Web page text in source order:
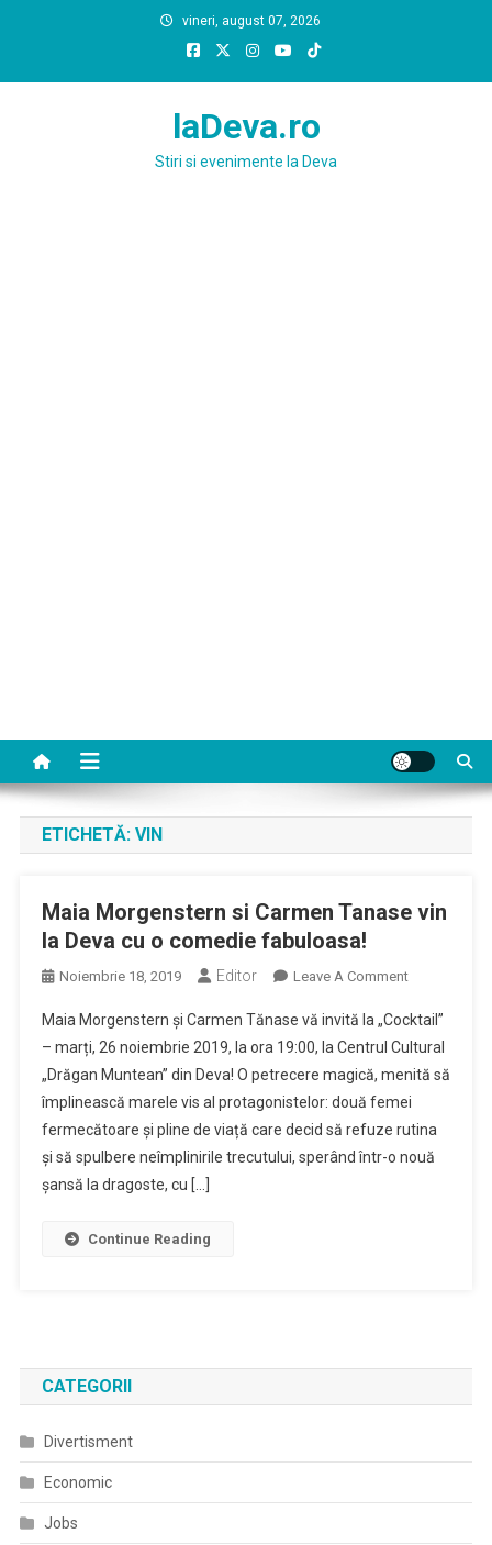
vineri, august 07, 2026
laDeva.ro
Stiri si evenimente la Deva
ETICHETĂ: VIN
Maia Morgenstern si Carmen Tanase vin
la Deva cu o comedie fabuloasa!
Noiembrie 18, 2019 Editor Leave A CommentOn
Morgenstern
Si
Carmen
Tanase
Vin
La
Maia Morgenstern și Carmen Tănase vă invită la „Cocktail”
– marți, 26 noiembrie 2019, la ora 19:00, la Centrul Cultural
„Drăgan Muntean” din Deva! O petrecere magică, menită să
împlinească marele vis al protagonistelor: două femei
fermecătoare și pline de viață care decid să refuze rutina
și să spulbere neîmplinirile trecutului, sperând într-o nouă
șansă la dragoste, cu […]
Continue Reading
CATEGORII
Divertisment
Economic
Jobs